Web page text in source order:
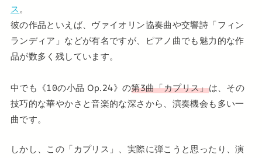
ス。
彼の作品といえば、ヴァイオリン協奏曲や交響詩「フィン
ランディア」などが有名ですが、ピアノ曲でも魅力的な作
品が数多く残しています。
中でも《10の小品 Op.24》の第3曲「カプリス」は、その
技巧的な華やかさと音楽的な深さから、演奏機会も多い一
曲です。
しかし、この「カプリス」、実際に弾こうと思ったり、演